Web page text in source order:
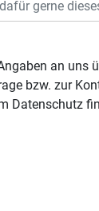
bzw. zur
Datenschutz